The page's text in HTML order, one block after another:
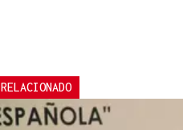
RELACIONADO